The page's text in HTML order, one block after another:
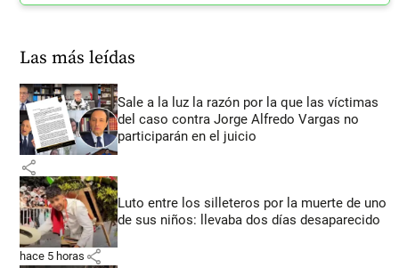
Las más leídas
Sale a la luz la razón por la que las víctimas
del caso contra Jorge Alfredo Vargas no
participarán en el juicio
share
Luto entre los silleteros por la muerte de uno
de sus niños: llevaba dos días desaparecido
hace 5 horas share